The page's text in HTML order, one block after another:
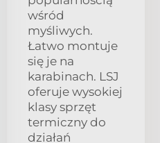
wśród
myśliwych.
Łatwo montuje
się je na
karabinach. LSJ
oferuje wysokiej
klasy sprzęt
termiczny do
działań